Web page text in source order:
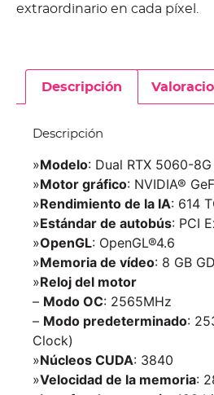
extraordinario en cada píxel.
Descripción
Descripción
»Modelo: Dual RTX 5060-8G
»Motor gráfico: NVIDIA®
»Rendimiento de la IA: 614
»Estándar de autobús: PCI
»OpenGL: OpenGL®4.6
»Memoria de vídeo: 8 GB
»Reloj del motor
– Modo OC: 2565MHz
– Modo predeterminado:
Clock)
»Núcleos CUDA: 3840
»Velocidad de la memoria: